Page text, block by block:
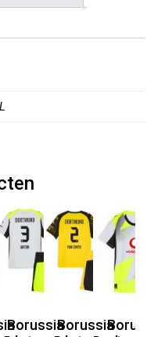
dI
n
n
BorussiaBorussiaBorussia